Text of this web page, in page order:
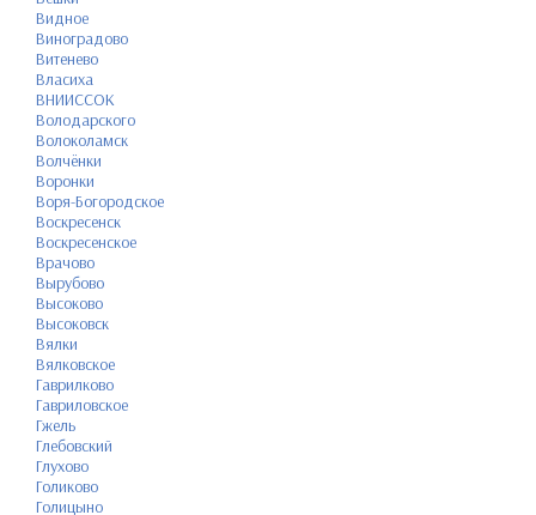
Видное
Виноградово
Витенево
Власиха
ВНИИССОК
Володарского
Волоколамск
Волчёнки
Воронки
Воря-Богородское
Воскресенск
Воскресенское
Врачово
Вырубово
Высоково
Высоковск
Вялки
Вялковское
Гаврилково
Гавриловское
Гжель
Глебовский
Глухово
Голиково
Голицыно